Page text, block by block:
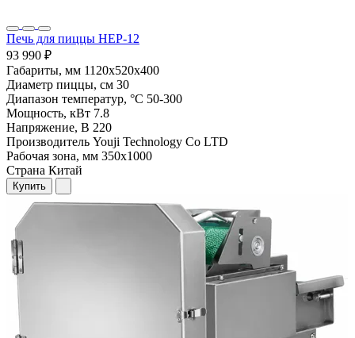
Печь для пиццы HEP-12
93 990 ₽
Габариты, мм 1120х520х400
Диаметр пиццы, см 30
Диапазон температур, °С 50-300
Мощность, кВт 7.8
Напряжение, В 220
Производитель Youji Technology Co LTD
Рабочая зона, мм 350х1000
Страна Китай
Купить